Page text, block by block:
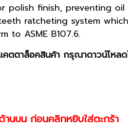
polish finish, preventing
ratcheting system
to ASME B107.6.
คตตาล็อคสินค้า กรุณาดาวน์โห
นบน ก่อนคลิกหยิบใส่ตะกร้า